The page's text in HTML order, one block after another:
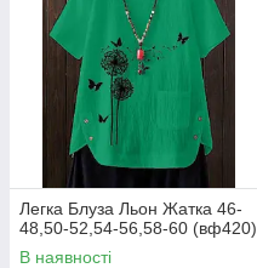
Легка Блуза Льон Жатка 46-
48,50-52,54-56,58-60 (вф420)
В наявності